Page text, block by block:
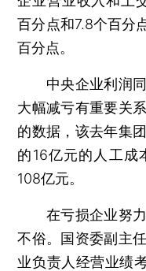
百分点和7.8个百分
百分点。
中央企业利润同
大幅减亏有重要关
的数据，该去年集
的16亿元的人工成
108亿元。
在亏损企业努力
不俗。国资委副主
业负责人经营业绩